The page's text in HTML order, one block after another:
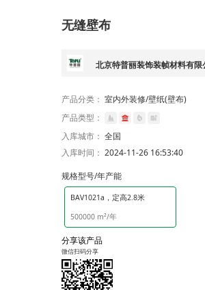
无缝壁布
北京特普丽装饰装帧材料有限
产品分类： 室内外装修/壁纸(壁布)
产品类型：
入库城市： 全国
入库时间： 2024-11-26 16:53:40
规格型号/年产能
BAV1021a，定高2.8米
500000 m²/年
分享该产品
微信扫码分享